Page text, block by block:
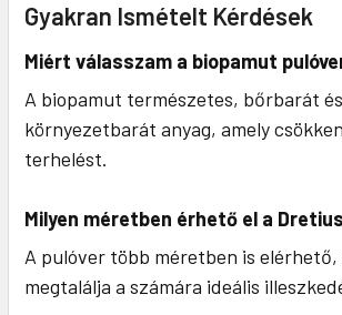
Gyakran Ismételt Kérdések
Miért válasszam a biopamut
A biopamut természetes, bőrbarát és
környezetbarát anyag, amely
terhelést.
Milyen méretben érhető el a
A pulóver több méretben is elérhető,
megtalálja a számára ideális